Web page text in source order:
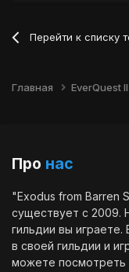
Перейти к списку
Главная EverQuest II
Про нас
"Exodus from Barren
существует с 2009.
гильдии вы
в своей гильдии и
можете посмотреть